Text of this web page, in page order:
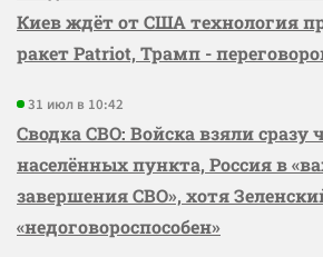
Киев ждёт от США технология
ракет Patriot, Трамп -
31 июл в 10:42
Сводка СВО: Войска взяли сразу
населённых пункта, Россия в
завершения СВО», хотя
«недоговороспособен»